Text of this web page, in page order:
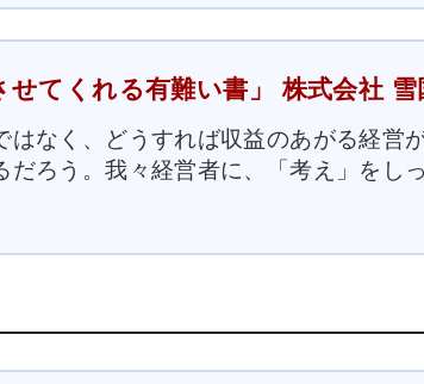
せてくれる有難い書」 株式会社
なく、どうすれば収益のあがる経営
だろう。我々経営者に、「考え」をし